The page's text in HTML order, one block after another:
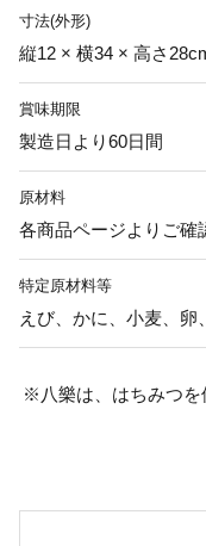
寸法(外形)
縦12 × 横34 × 高さ
賞味期限
製造日より60日間
原材料
各商品ページよりご確
特定原材料等
えび、かに、小麦、卵
※八樂は、はちみつを